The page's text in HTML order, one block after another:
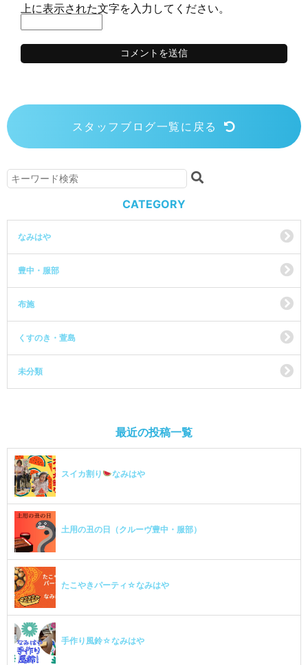
上に表示された文字を入力してください。
スタッフブログ一覧に戻る
CATEGORY
なみはや
豊中・服部
布施
くすのき・萱島
未分類
最近の投稿一覧
スイカ割り なみはや
土用の丑の日（クルーヴ豊中・服部）
たこやきパーティ☆なみはや
手作り風鈴☆なみはや